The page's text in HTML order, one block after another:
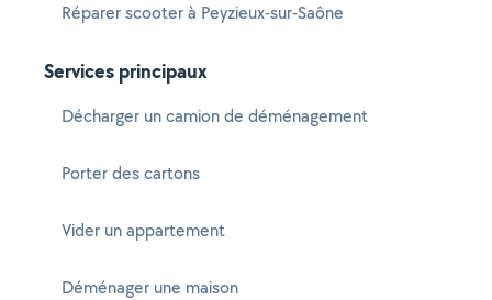
Réparer scooter à Peyzieux-sur-Saône
Services principaux
Décharger un camion de déménagement
Porter des cartons
Vider un appartement
Déménager une maison